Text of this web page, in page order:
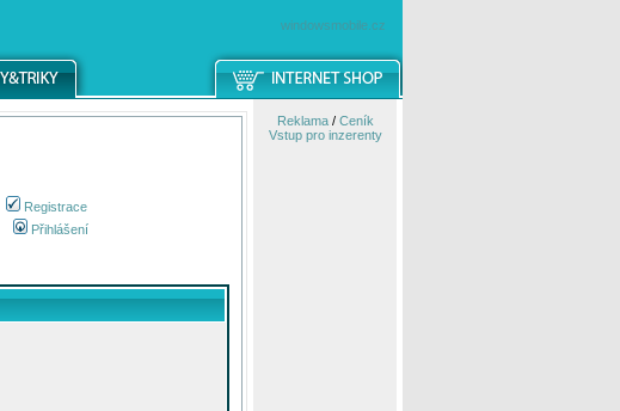
windowsmobile.cz
Registrace
Přihlášení
Reklama/ Ceník
Vstup pro inzerenty